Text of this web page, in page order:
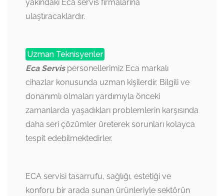
yakındaki Eca servis firmalarına
ulaştıracaklardır.
Uzman Teknisyenler
Eca Servispersonellerimiz Eca markalı
cihazlar konusunda uzman kişilerdir. Bilgili ve
donanımlı olmaları yardımıyla önceki
zamanlarda yaşadıkları problemlerin karşısında
daha seri çözümler üreterek sorunları kolayca
tespit edebilmektedirler.
ECA servisi tasarrufu, sağlığı, estetiği ve
konforu bir arada sunan ürünleriyle sektörün